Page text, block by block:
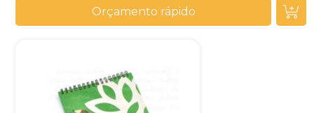
Orçamento rápido